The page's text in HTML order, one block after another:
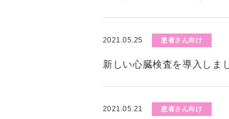
2021.05.25 患者さん向け
新しい心臓検査を導入しま
2021.05.21 患者さん向け